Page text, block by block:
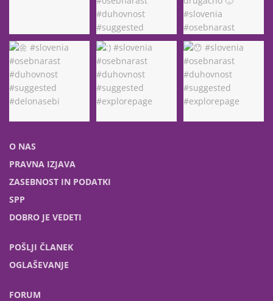
O NAS
PRAVNA IZJAVA
ZASEBNOST IN PODATKI
SPP
DOBRO JE VEDETI
POŠLJI ČLANEK
OGLAŠEVANJE
FORUM